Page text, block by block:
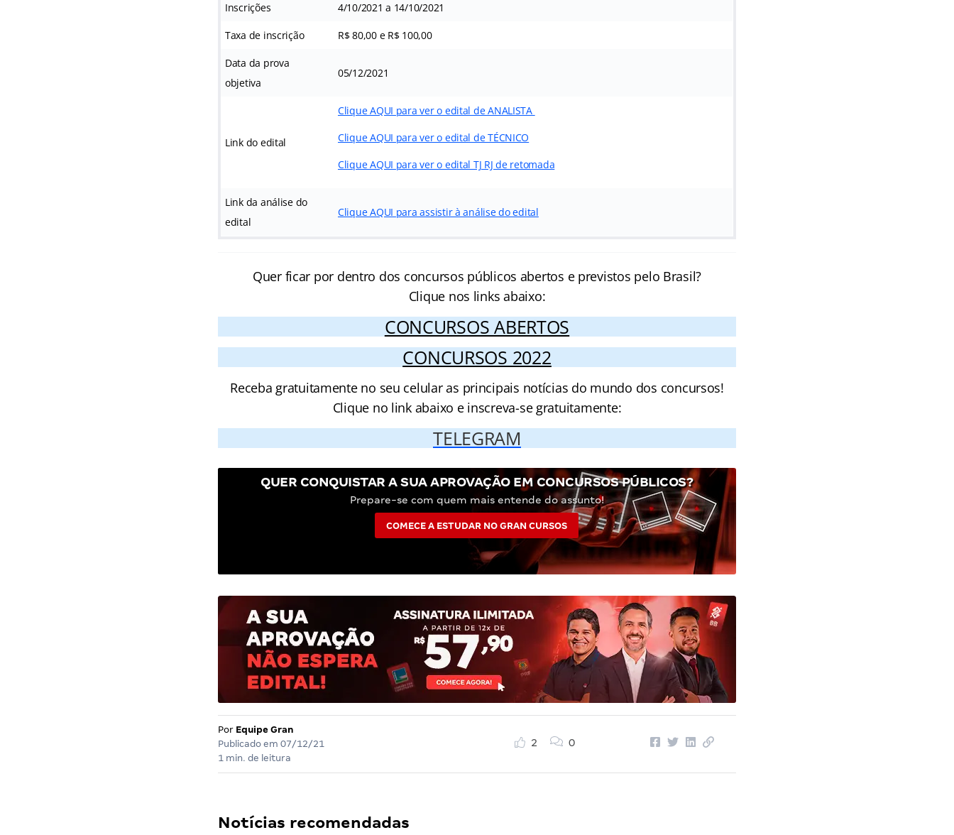
Inscrições 4/10/2021 a 14/10/2021
Taxa de inscrição R$ 80,00 e R$ 100,00
Data da prova
objetiva
05/12/2021
Link do edital
Clique AQUI para ver o edital de ANALISTA
Clique AQUI para ver o edital de TÉCNICO
Clique AQUI para ver o edital TJ RJ de retomada
Link da análise do
edital
Clique AQUI para assistir à análise do edital
Quer ficar por dentro dos concursos públicos abertos e previstos pelo Brasil?
Clique nos links abaixo:
CONCURSOS ABERTOS
CONCURSOS 2022
Receba gratuitamente no seu celular as principais notícias do mundo dos concursos!
Clique no link abaixo e inscreva-se gratuitamente:
TELEGRAM
QUER CONQUISTAR A SUA APROVAÇÃO EM CONCURSOS PÚBLICOS?
Prepare-se com quem mais entende do assunto!
COMECE A ESTUDAR NO GRAN CURSOS
Por Equipe Gran
Publicado em 07/12/21
1 min. de leitura
2 0
Notícias recomendadas